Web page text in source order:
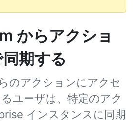
からアクショ
期する
のアクションにアクセ
ユーザは、特定のアク
インスタンスに同期